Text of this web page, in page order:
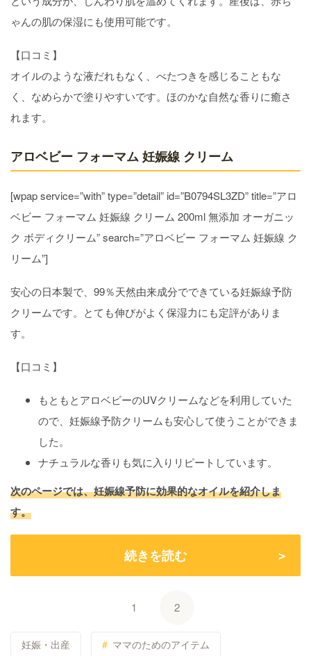
ゃんの肌の保湿にも使用可能です。
【口コミ】
オイルのような液だれもなく、べたつきを感じることもな
く、なめらかで塗りやすいです。ほのかな自然な香りに癒さ
れます。
アロベビー フォーマム 妊娠線 クリーム
[wpap service=”with” type=”detail” id=”B0794SL3ZD” title=”アロ
ベビー フォーマム 妊娠線 クリーム 200ml 無添加 オーガニッ
ク ボディクリーム” search=”アロベビー フォーマム 妊娠線 ク
リーム”]
安心の日本製で、99％天然由来成分でできている妊娠線予防
クリームです。とても伸びがよく保湿力にも定評がありま
す。
【口コミ】
もともとアロベビーのUVクリームなどを利用していた
ので、妊娠線予防クリームも安心して使うことができま
した。
ナチュラルな香りも気に入りリピートしています。
次のページでは、妊娠線予防に効果的なオイルを紹介しま
す。
続きを読む
1 2
妊娠・出産 ママのためのアイテム